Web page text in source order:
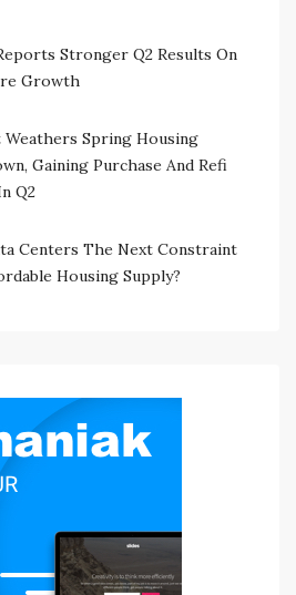
Stronger Q2 Results On
Growth
Weathers Spring Housing
Gaining Purchase And Refi
Q2
Centers The Next Constraint
Housing Supply?